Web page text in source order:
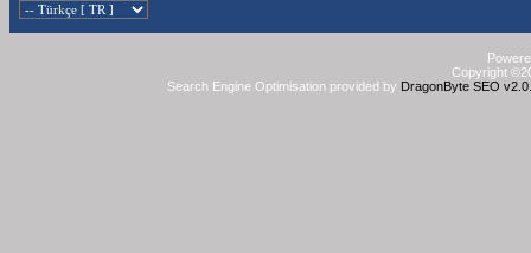
Copyright
Search Engine Optimisation provided by DragonByte SEO